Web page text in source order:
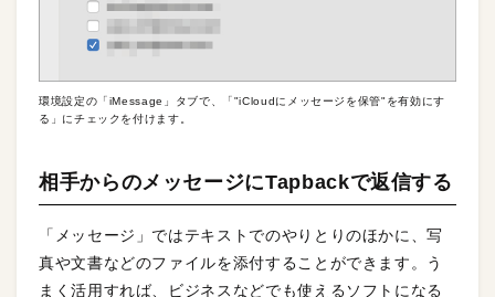
環境設定の「iMessage」タブで、「"iCloudにメッセージを保管"を有効にす
る」にチェックを付けます。
相手からのメッセージにTapbackで返信する
「メッセージ」ではテキストでのやりとりのほかに、写
真や文書などのファイルを添付することができます。う
まく活用すれば、ビジネスなどでも使えるソフトになる